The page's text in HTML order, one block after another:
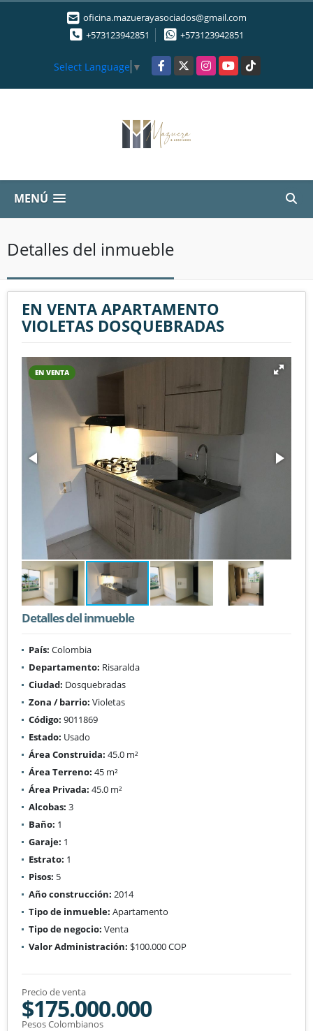
oficina.mazuerayasociados@gmail.com
+573123942851
+573123942851
Select Language ▼ Facebook
X InstagramYouTubeTikTok
MENÚ
Detalles del inmueble
EN VENTA APARTAMENTO
VIOLETAS DOSQUEBRADAS
EN VENTA
Detalles del inmueble
País: Colombia
Departamento: Risaralda
Ciudad: Dosquebradas
Zona / barrio: Violetas
Código: 9011869
Estado: Usado
Área Construida: 45.0 m²
Área Terreno: 45 m²
Área Privada: 45.0 m²
Alcobas: 3
Baño: 1
Garaje: 1
Estrato: 1
Pisos: 5
Año construcción: 2014
Tipo de inmueble: Apartamento
Tipo de negocio: Venta
Valor Administración: $100.000 COP
Precio de venta
$175.000.000
Pesos Colombianos